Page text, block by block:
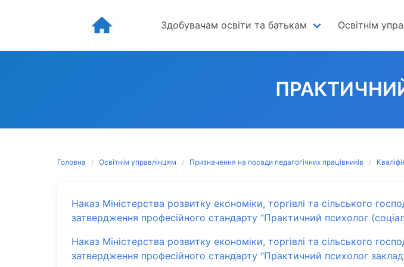
Здобувачам освіти та батькам Освітнім
Головна Освітнім управлінцям Призначення на посади педагогічних працівників
Наказ Міністерства розвитку економіки, торгівлі та сільського
затвердження професійного стандарту “Практичний психолог
Наказ Міністерства розвитку економіки, торгівлі та сільського
затвердження професійного стандарту “Практичний психолог